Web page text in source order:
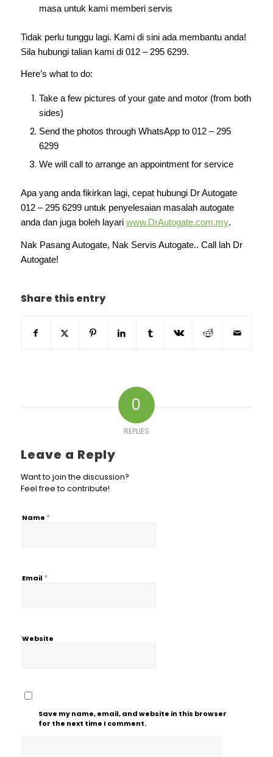
masa untuk kami memberi servis
Tidak perlu tunggu lagi. Kami di sini ada membantu anda!
Sila hubungi talian kami di 012 – 295 6299.
Here’s what to do:
Take a few pictures of your gate and motor (from both
sides)
Send the photos through WhatsApp to 012 – 295
6299
We will call to arrange an appointment for service
Apa yang anda fikirkan lagi, cepat hubungi Dr Autogate
012 – 295 6299 untuk penyelesaian masalah autogate
anda dan juga boleh layari www.DrAutogate.com.my.
Nak Pasang Autogate, Nak Servis Autogate.. Call lah Dr
Autogate!
Share this entry
0
REPLIES
Leave a Reply
Want to join the discussion?
Feel free to contribute!
Name *
Email *
Website
Save my name, email, and website in this browser
for the next time I comment.